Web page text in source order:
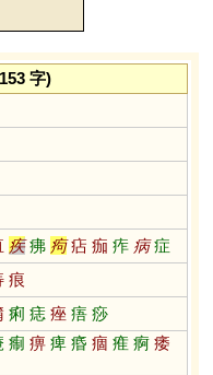
字)
疾 疿 痀 痁 痂 痄 病 症
痕
痢 痣 痤 痦 痧
痸 痹 痺 痻 痼 痽 痾 痿